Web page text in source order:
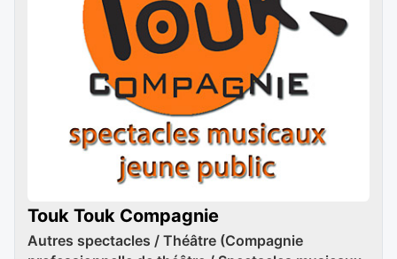
Touk Touk Compagnie
Autres spectacles / Théâtre (Compagnie